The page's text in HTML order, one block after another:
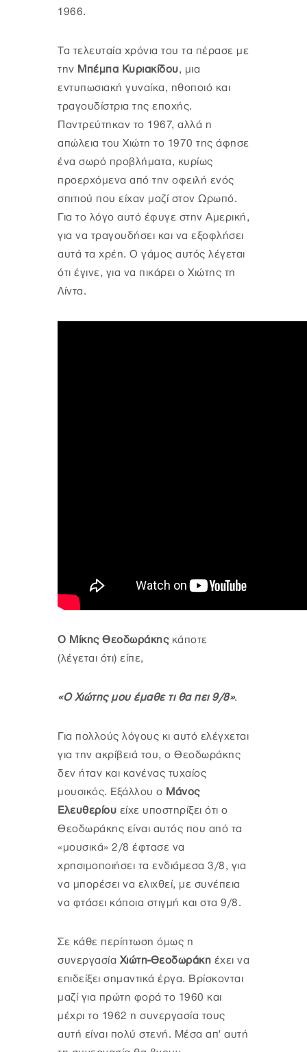
1966.
Τα τελευταία χρόνια του τα πέρασε με
την Μπέμπα Κυριακίδου, μια
εντυπωσιακή γυναίκα, ηθοποιό και
τραγουδίστρια της εποχής.
Παντρεύτηκαν το 1967, αλλά η
απώλεια του Χιώτη το 1970 της άφησε
ένα σωρό προβλήματα, κυρίως
προερχόμενα από την οφειλή ενός
σπιτιού που είχαν μαζί στον Ωρωπό.
Για το λόγο αυτό έφυγε στην Αμερική,
για να τραγουδήσει και να εξοφλήσει
αυτά τα χρέη. Ο γάμος αυτός λέγεται
ότι έγινε, για να πικάρει ο Χιώτης τη
Λίντα.
Ο Μίκης Θεοδωράκηςκάποτε
(λέγεται ότι) είπε,
«Ο Χιώτης μου έμαθε τι θα πει 9/8».
Για πολλούς λόγους κι αυτό ελέγχεται
για την ακρίβειά του, ο Θεοδωράκης
δεν ήταν και κανένας τυχαίος
μουσικός. Εξάλλου ο Μάνος
Ελευθερίου είχε υποστηρίξει ότι ο
Θεοδωράκης είναι αυτός που από τα
«μουσικά» 2/8 έφτασε να
χρησιμοποιήσει τα ενδιάμεσα 3/8, για
να μπορέσει να ελιχθεί, με συνέπεια
να φτάσει κάποια στιγμή και στα 9/8.
Σε κάθε περίπτωση όμως η
συνεργασία Χιώτη-Θεοδωράκη έχει να
επιδείξει σημαντικά έργα. Βρίσκονται
μαζί για πρώτη φορά το 1960 και
μέχρι το 1962 η συνεργασία τους
αυτή είναι πολύ στενή. Μέσα απ' αυτή